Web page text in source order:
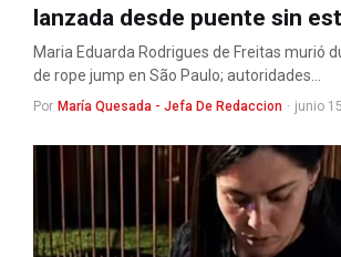
lanzada desde puente sin
Maria Eduarda Rodrigues de Freitas murió
de rope jump en São Paulo; autoridades…
Por María Quesada - Jefa De Redaccion · junio